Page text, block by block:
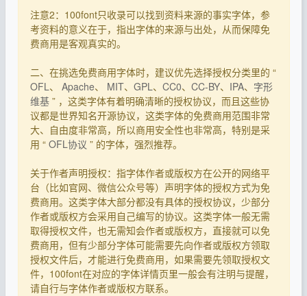
注意2：100font只收录可以找到资料来源的事实字体，参
考资料的意义在于，指出字体的来源与出处，从而保障免
费商用是客观真实的。
二、在挑选免费商用字体时，建议优先选择授权分类里的 “
OFL、 Apache、 MIT、 GPL、 CC0、 CC-BY、 IPA、 字形
维基 ” ，这类字体有着明确清晰的授权协议，而且这些协
议都是世界知名开源协议，这类字体的免费商用范围非常
大、自由度非常高，所以商用安全性也非常高，特别是采
用 “ OFL协议 ” 的字体，强烈推荐。
关于作者声明授权：指字体作者或版权方在公开的网络平
台（比如官网、微信公众号等）声明字体的授权方式为免
费商用。这类字体大部分都没有具体的授权协议，少部分
作者或版权方会采用自己编写的协议。这类字体一般无需
取得授权文件，也无需知会作者或版权方，直接就可以免
费商用，但有少部分字体可能需要先向作者或版权方领取
授权文件后，才能进行免费商用，如果需要先领取授权文
件，100font在对应的字体详情页里一般会有注明与提醒，
请自行与字体作者或版权方联系。